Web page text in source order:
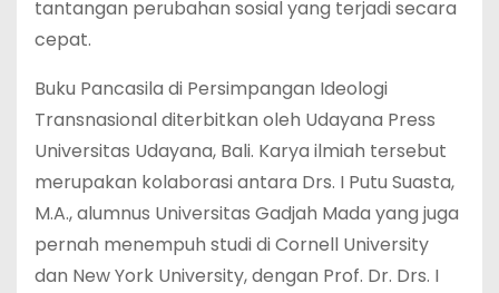
tantangan perubahan sosial yang terjadi secara
cepat.
Buku Pancasila di Persimpangan Ideologi
Transnasional diterbitkan oleh Udayana Press
Universitas Udayana, Bali. Karya ilmiah tersebut
merupakan kolaborasi antara Drs. I Putu Suasta,
M.A., alumnus Universitas Gadjah Mada yang juga
pernah menempuh studi di Cornell University
dan New York University, dengan Prof. Dr. Drs. I